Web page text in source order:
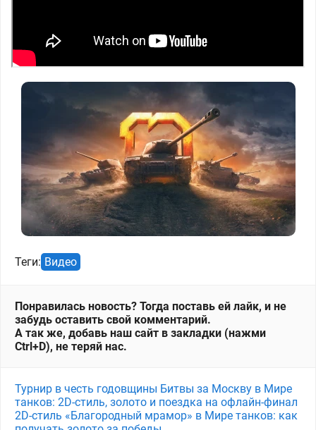
Теги: Видео
Понравилась новость? Тогда поставь ей лайк, и не
забудь оставить свой комментарий.
А так же, добавь наш сайт в закладки (нажми
Ctrl+D), не теряй нас.
Турнир в честь годовщины Битвы за Москву в Мире
танков: 2D-стиль, золото и поездка на офлайн-финал
2D-стиль «Благородный мрамор» в Мире танков: как